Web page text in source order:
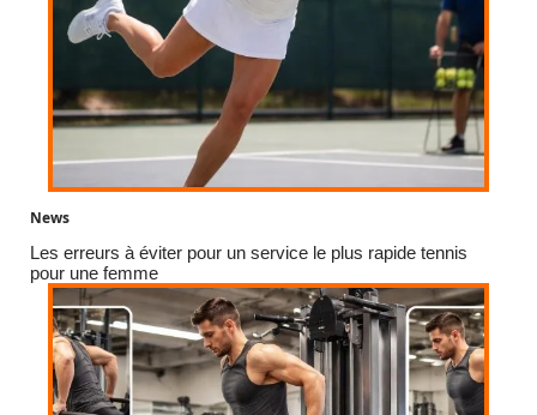
News
Les erreurs à éviter pour un service le plus rapide tennis
pour une femme